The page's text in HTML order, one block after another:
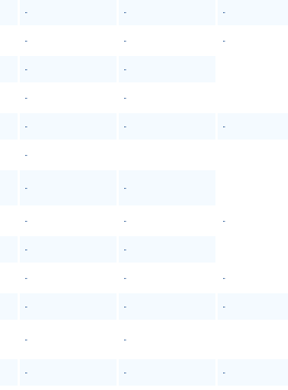
· · ·
· · ·
· ·
· ·
· · ·
·
· ·
· · ·
· ·
· · ·
· ·
·
· ·
· ·
·